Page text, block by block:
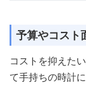
予算やコスト
コストを抑えたい
て手持ちの時計